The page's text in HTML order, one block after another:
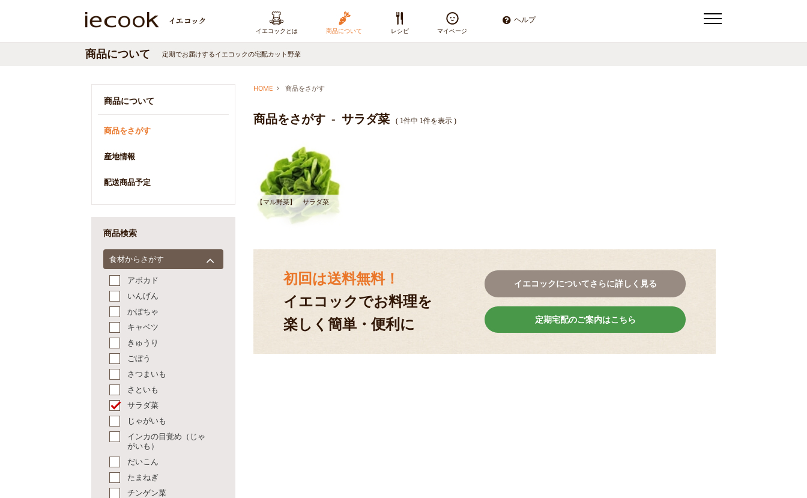
ヘルプ
イエコックとは 商品について レシピ マイページ
定期でお届けするイエコックの宅配カット野菜
商品について
HOME 商品をさがす
商品をさがす - サラダ菜 ( 1件中 1件を表示 )
【マル野菜】 サラダ菜
初回は送料無料！
イエコックでお料理を
楽しく簡単・便利に
イエコックについてさらに詳しく見る
定期宅配のご案内はこちら
商品について
商品をさがす
産地情報
配送商品予定
商品検索
食材からさがす
アボカド
いんげん
かぼちゃ
キャベツ
きゅうり
ごぼう
さつまいも
さといも
サラダ菜
じゃがいも
インカの目覚め（じゃ
がいも）
だいこん
たまねぎ
チンゲン菜